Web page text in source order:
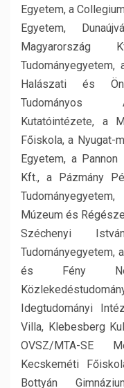
Egyetem, a
Egyetem,
Halászati és
Tudományos
Kutatóintézete, a
Főiskola, a Nyugat-
Egyetem, a Pannon
Kft., a Pázmány
Múzeum és
Széchenyi
Tudományegyetem,
és Fény
Idegtudományi
Villa, Klebesberg
OVSZ/MTA-SE
Kecskeméti
Bottyán